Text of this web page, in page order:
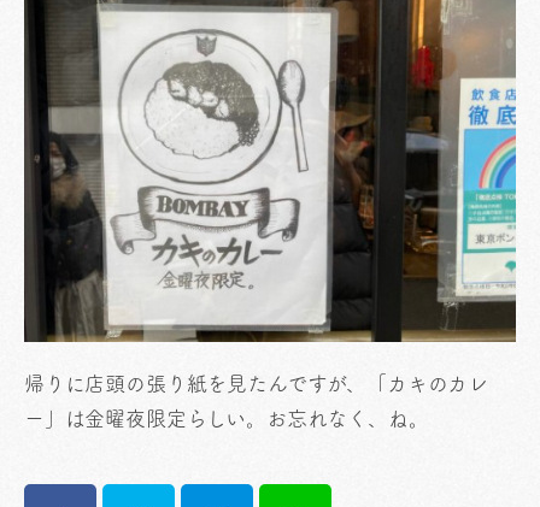
帰りに店頭の張り紙を見たんですが、「カキのカレ
ー」は金曜夜限定らしい。お忘れなく、ね。